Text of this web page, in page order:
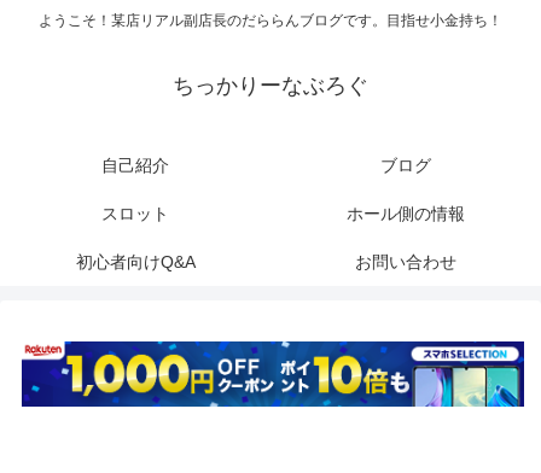
ようこそ！某店リアル副店長のだららんブログです。目指せ小金持ち！
ちっかりーなぶろぐ
自己紹介 ブログ
スロット ホール側の情報
初心者向けQ&A お問い合わせ